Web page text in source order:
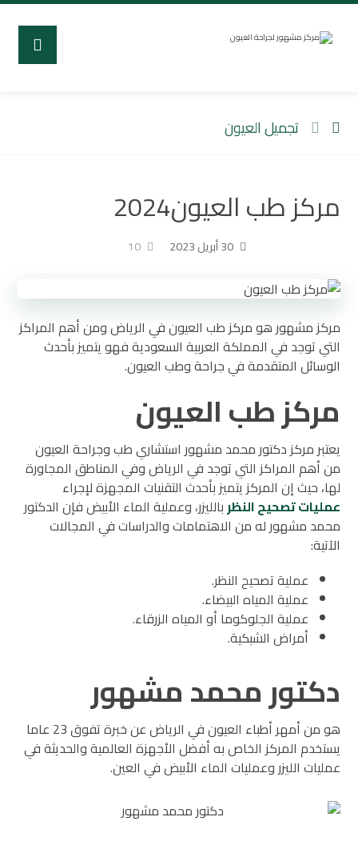
تجميل العيون
مركز طب العيون2024
30 أبريل 2023 10
مركز مشهور هو مركز طب العيون في الرياض ومن أهم المراكز
التي توجد في المملكة العربية السعودية فهو يتميز بأحدث
الوسائل المتقدمة في جراحة وطب العيون.
مركز طب العيون
يعتبر مركز دكتور محمد مشهور استشاري طب وجراحة العيون
من أهم المراكز التي توجد في الرياض وفي المناطق المجاورة
لها، حيث إن المركز يتميز بأحدث التقنيات المجهزة لإجراء
عمليات تصحيح النظربالليزر، وعملية الماء الأبيض فإن الدكتور
محمد مشهور له من الاهتمامات والدراسات في المجالات
الآتية:
عملية تصحيح النظر.
عملية المياه البيضاء.
عملية الجلوكوما أو المياه الزرقاء.
أمراض الشبكية.
دكتور محمد مشهور
هو من أمهر أطباء العيون في الرياض عن خبرة تفوق 23 عاما
يستخدم المركز الخاص به أفضل الأجهزة العالمية والحديثة في
عمليات الليزر وعمليات الماء الأبيض في العين.